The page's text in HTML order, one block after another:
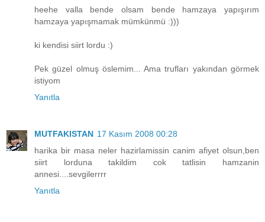
heehe valla bende olsam bende hamzaya yapışırım
hamzaya yapışmamak mümkünmü :)))
ki kendisi siirt lordu :)
Pek güzel olmuş öslemim... Ama trufları yakından görmek
istiyom
Yanıtla
MUTFAKISTAN 17 Kasım 2008 00:28
harika bir masa neler hazirlamissin canim afiyet olsun,ben
siirt lorduna takildim cok tatlisin hamzanin
annesi....sevgilerrrr
Yanıtla